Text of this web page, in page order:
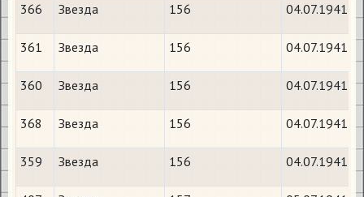
366 Звезда 156 04.07.1941
361 Звезда 156 04.07.1941
360 Звезда 156 04.07.1941
368 Звезда 156 04.07.1941
359 Звезда 156 04.07.1941